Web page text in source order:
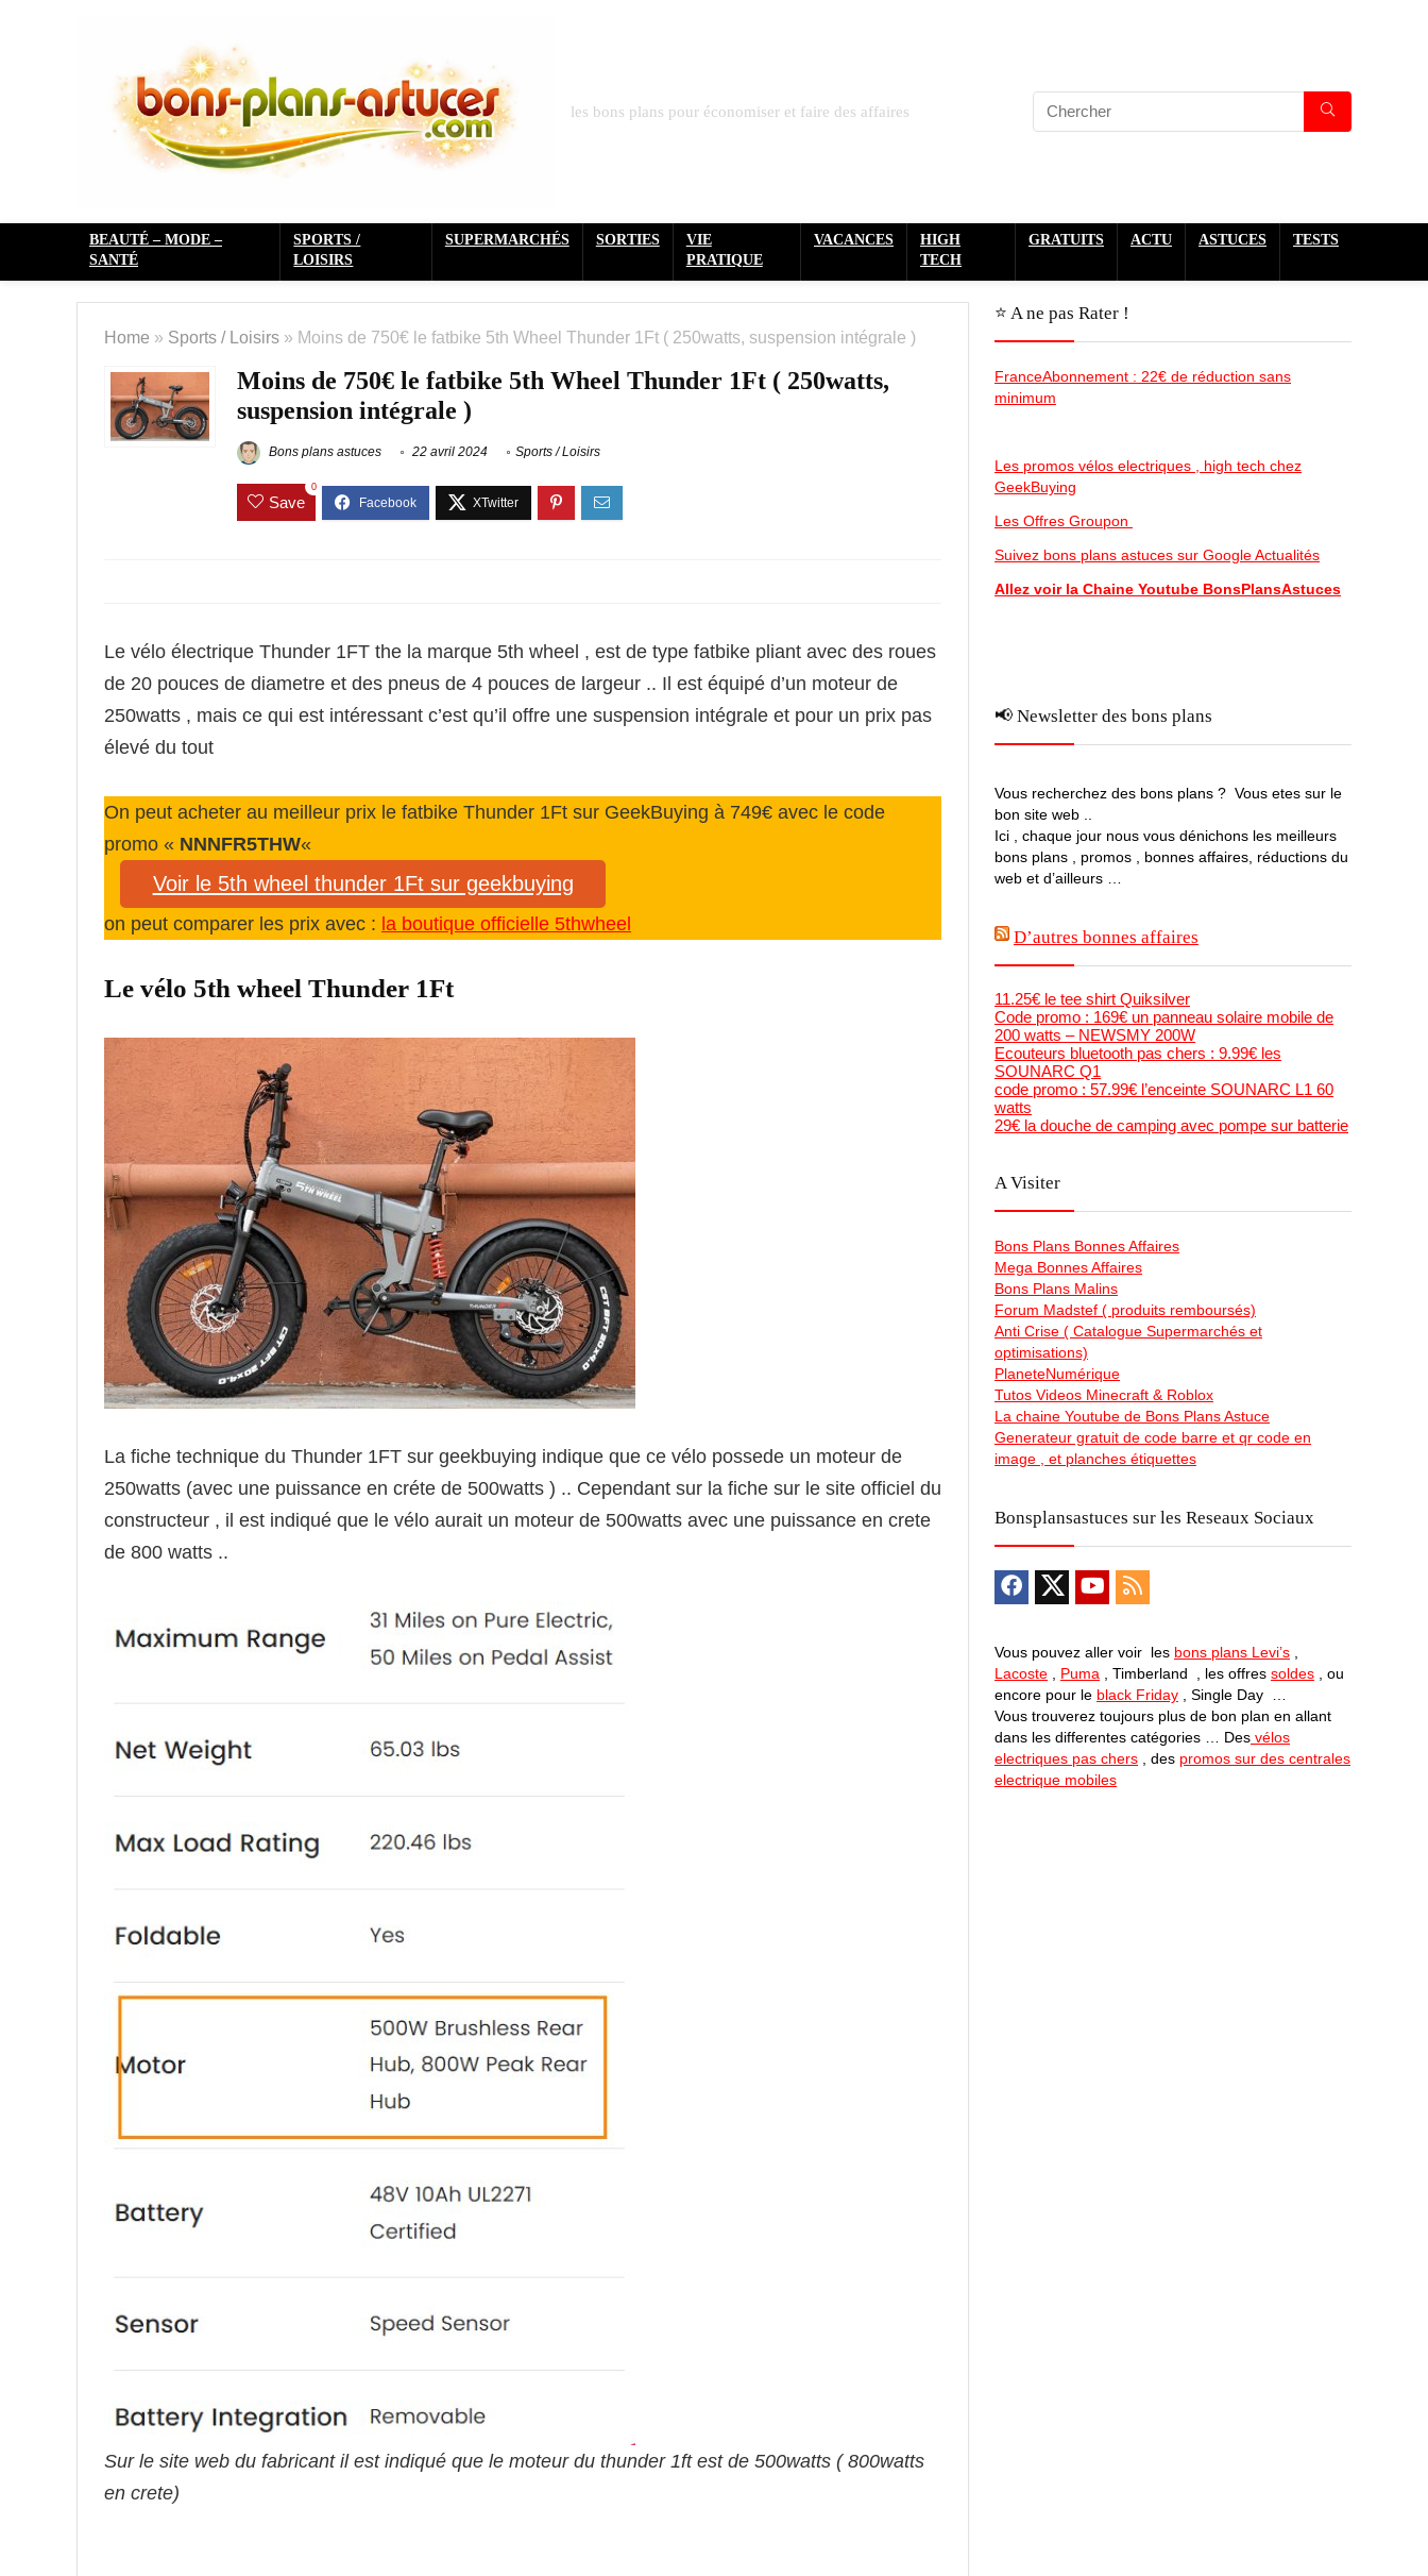
les bons plans pour économiser et faire des affaires
BEAUTÉ – MODE –
SANTÉ
SPORTS /
LOISIRS
SUPERMARCHÉS SORTIES
VIE
PRATIQUE
VACANCES
HIGH
TECH
GRATUITS ACTU ASTUCES TESTS
Home » Sports / Loisirs » Moins de 750€ le fatbike 5th Wheel Thunder 1Ft ( 250watts, suspension intégrale )
Moins de 750€ le fatbike 5th Wheel Thunder 1Ft ( 250watts,
suspension intégrale )
Bons plans astuces 22 avril 2024 Sports / Loisirs
Save
0
Le vélo électrique Thunder 1FT the la marque 5th wheel , est de type fatbike pliant avec des roues
de 20 pouces de diametre et des pneus de 4 pouces de largeur .. Il est équipé d’un moteur de
250watts , mais ce qui est intéressant c’est qu’il offre une suspension intégrale et pour un prix pas
élevé du tout
On peut acheter au meilleur prix le fatbike Thunder 1Ft sur GeekBuying à 749€ avec le code
promo « NNNFR5THW«
Voir le 5th wheel thunder 1Ft sur geekbuying
on peut comparer les prix avec : la boutique officielle 5thwheel
Le vélo 5th wheel Thunder 1Ft
La fiche technique du Thunder 1FT sur geekbuying indique que ce vélo possede un moteur de
250watts (avec une puissance en créte de 500watts ) .. Cependant sur la fiche sur le site officiel du
constructeur , il est indiqué que le vélo aurait un moteur de 500watts avec une puissance en crete
de 800 watts ..
Sur le site web du fabricant il est indiqué que le moteur du thunder 1ft est de 500watts ( 800watts
en crete)
⭐️ A ne pas Rater !
FranceAbonnement : 22€ de réduction sans
minimum
Les promos vélos electriques , high tech chez
GeekBuying
Les Offres Groupon
Suivez bons plans astuces sur Google Actualités
Allez voir la Chaine Youtube BonsPlansAstuces
📢 Newsletter des bons plans
Vous recherchez des bons plans ? Vous etes sur le
bon site web ..
Ici , chaque jour nous vous dénichons les meilleurs
bons plans , promos , bonnes affaires, réductions du
web et d’ailleurs …
D’autres bonnes affaires
11.25€ le tee shirt Quiksilver
Code promo : 169€ un panneau solaire mobile de
200 watts – NEWSMY 200W
Ecouteurs bluetooth pas chers : 9.99€ les
SOUNARC Q1
code promo : 57.99€ l’enceinte SOUNARC L1 60
watts
29€ la douche de camping avec pompe sur batterie
A Visiter
Bons Plans Bonnes Affaires
Mega Bonnes Affaires
Bons Plans Malins
Forum Madstef ( produits remboursés)
Anti Crise ( Catalogue Supermarchés et
optimisations)
PlaneteNumérique
Tutos Videos Minecraft & Roblox
La chaine Youtube de Bons Plans Astuce
Generateur gratuit de code barre et qr code en
image , et planches étiquettes
Bonsplansastuces sur les Reseaux Sociaux
Vous pouvez aller voir les bons plans Levi’s
Lacoste
Puma , Timberland , les offres soldes , ou
encore pour le black Friday , Single Day …
Vous trouverez toujours plus de bon plan en allant
dans les differentes catégories … Des vélos
electriques pas chers , des promos sur des centrales
electrique mobiles